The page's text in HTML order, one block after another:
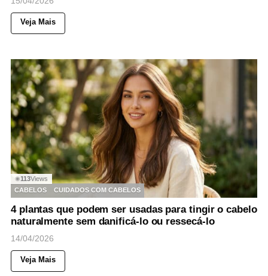
Veja Mais
◉113Views
CABELOS
CUIDADOS COM CABELOS
4 plantas que podem ser usadas para tingir o cabelo
naturalmente sem danificá-lo ou ressecá-lo
14/04/2026
Veja Mais